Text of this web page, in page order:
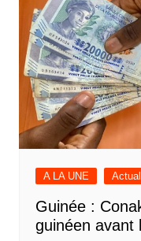
A LA UNE
Guinée :
guinéen avant